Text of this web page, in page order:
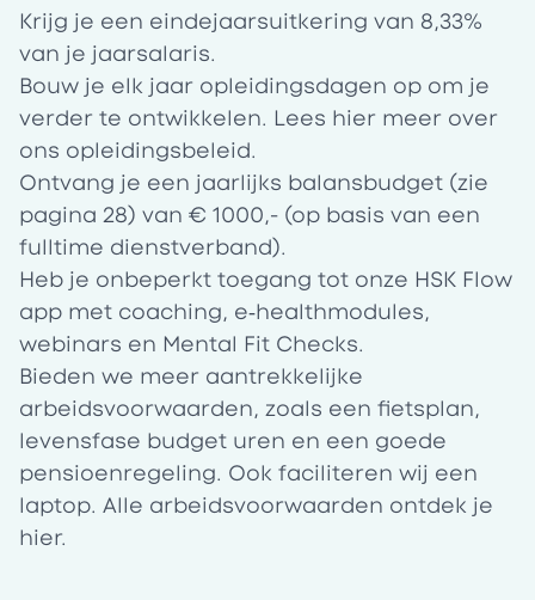
Krijg je een eindejaarsuitkering van 8,33%
van je jaarsalaris.
Bouw je elk jaar opleidingsdagen op om je
verder te ontwikkelen. Lees hier meer over
ons opleidingsbeleid.
Ontvang je een jaarlijks balansbudget (zie
pagina 28) van € 1000,- (op basis van een
fulltime dienstverband).
Heb je onbeperkt toegang tot onze HSK Flow
app met coaching, e‑healthmodules,
webinars en Mental Fit Checks.
Bieden we meer aantrekkelijke
arbeidsvoorwaarden, zoals een fietsplan,
levensfase budget uren en een goede
pensioenregeling. Ook faciliteren wij een
laptop. Alle arbeidsvoorwaarden ontdek je
hier.